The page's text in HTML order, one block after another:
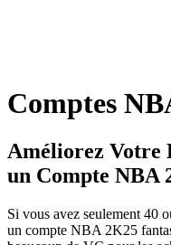
Comptes
Améliorez Votre
un Compte NBA
Si vous avez seulement 40
un compte NBA 2K25